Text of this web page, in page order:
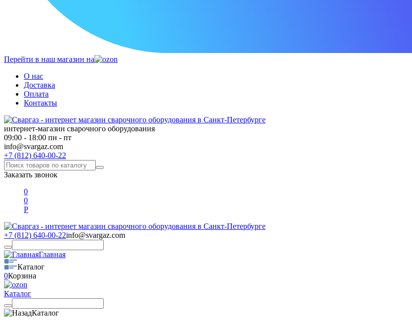
Перейти в наш магазин на
О нас
Доставка
Оплата
Контакты
интернет-магазин сварочного оборудования
09:00 - 18:00 пн - пт
info@svargaz.com
+7 (812) 640-00-22
Заказать звонок
0
0
Р
+7 (812) 640-00-22info@svargaz.com
Главная
Каталог
0Корзина
Каталог
Каталог